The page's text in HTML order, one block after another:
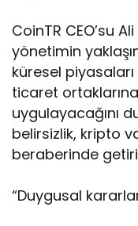
CoinTR CEO’su
yönetimin
küresel
ticaret
uygulayacağını
belirsizlik, kripto
beraberinde
“Duygusal